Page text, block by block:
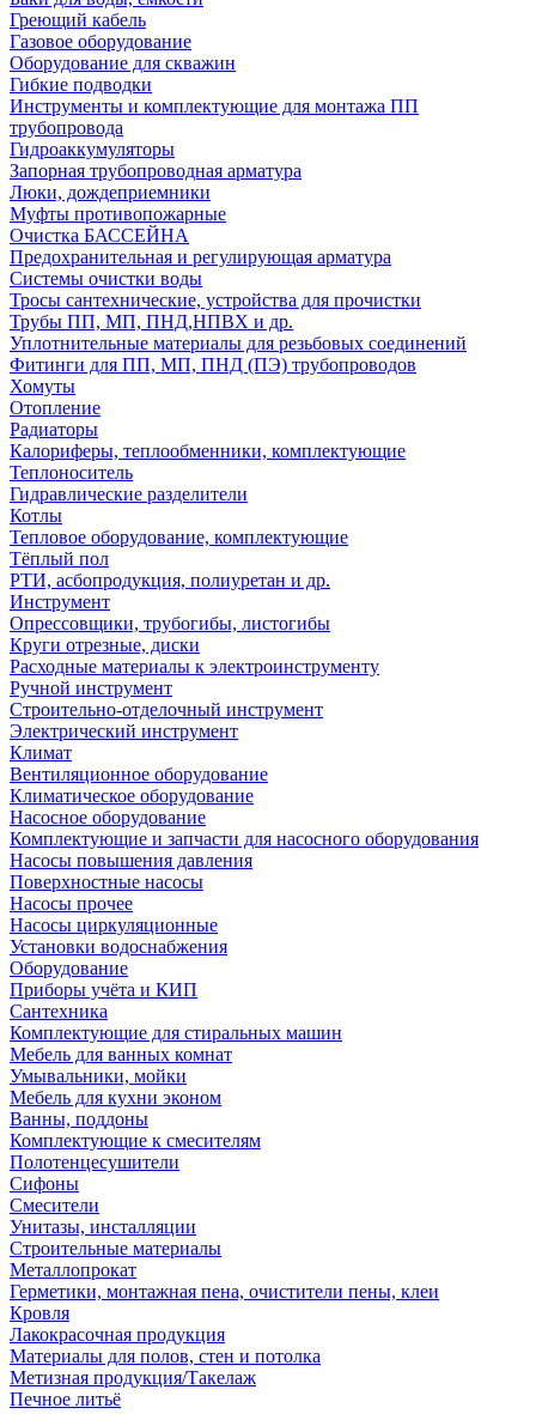
Греющий кабель
Газовое оборудование
Оборудование для скважин
Гибкие подводки
Инструменты и комплектующие для монтажа ПП
трубопровода
Гидроаккумуляторы
Запорная трубопроводная арматура
Люки, дождеприемники
Муфты противопожарные
Очистка БАССЕЙНА
Предохранительная и регулирующая арматура
Системы очистки воды
Тросы сантехнические, устройства для прочистки
Трубы ПП, МП, ПНД,НПВХ и др.
Уплотнительные материалы для резьбовых соединений
Фитинги для ПП, МП, ПНД (ПЭ) трубопроводов
Хомуты
Отопление
Радиаторы
Калориферы, теплообменники, комплектующие
Теплоноситель
Гидравлические разделители
Котлы
Тепловое оборудование, комплектующие
Тёплый пол
РТИ, асбопродукция, полиуретан и др.
Инструмент
Опрессовщики, трубогибы, листогибы
Круги отрезные, диски
Расходные материалы к электроинструменту
Ручной инструмент
Строительно-отделочный инструмент
Электрический инструмент
Климат
Вентиляционное оборудование
Климатическое оборудование
Насосное оборудование
Комплектующие и запчасти для насосного оборудования
Насосы повышения давления
Поверхностные насосы
Насосы прочее
Насосы циркуляционные
Установки водоснабжения
Оборудование
Приборы учёта и КИП
Сантехника
Комплектующие для стиральных машин
Мебель для ванных комнат
Умывальники, мойки
Мебель для кухни эконом
Ванны, поддоны
Комплектующие к смесителям
Полотенцесушители
Сифоны
Смесители
Унитазы, инсталляции
Строительные материалы
Металлопрокат
Герметики, монтажная пена, очистители пены, клеи
Кровля
Лакокрасочная продукция
Материалы для полов, стен и потолка
Метизная продукция/Такелаж
Печное литьё